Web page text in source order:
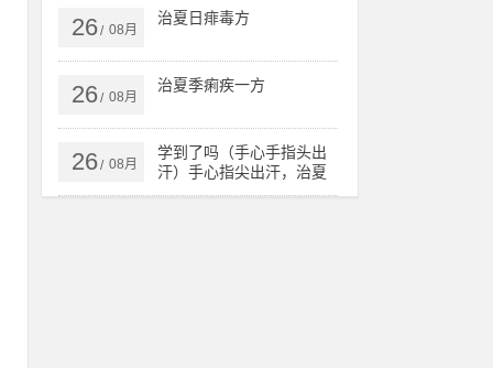
吗，治多发性结肠息肉验
方，
26/ 08月
治夏日痱毒方
26/ 08月
治夏季痢疾一方
26/ 08月
学到了吗（手心手指头出
汗）手心指尖出汗，治夏
天手心出汗、暴皮、手指